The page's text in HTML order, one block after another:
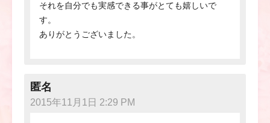
それを自分でも実感できる事がとても嬉しいで
す。
ありがとうございました。
匿名
2015年11月1日 2:29 PM